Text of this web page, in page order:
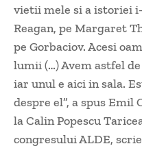
vietii mele si a istoriei
Reagan, pe Margaret
pe Gorbaciov. Acesi
lumii (…) Avem astfel
iar unul e aici in sala.
despre el”, a spus
la Calin Popescu
congresului ALDE, scrie